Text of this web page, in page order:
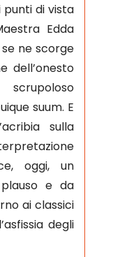
di vista
Edda
ne scorge
dell’onesto
suum. E
sulla
oggi, un
e da
ai classici
degli